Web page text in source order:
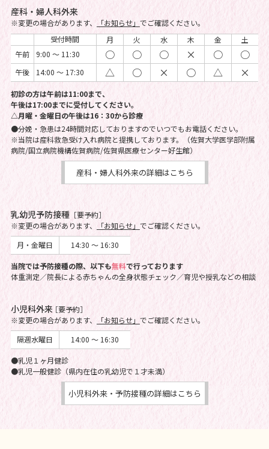
産科・婦人科外来
※変更の場合があります、 「お知らせ」 でご確認ください。
受付時間
月 火 水 木 金
土
午前
9:00 ～ 11:30 ○ ○ ○ × ○ ○
午後 14:00 ～ 17:30 △ ○ × ○ △ ×
初診の方は午前は11:00まで、
午後は17:00までに受付してください。
△月曜・金曜日の午後は16：30から診療
●分娩・急患は24時間対応しておりますのでいつでもお電話ください。
※当院は産科救急受け入れ病院と提携しております。（佐賀大学医学部附属
病院/国立病院機構佐賀病院/佐賀県医療センター好生館）
産科・婦人科外来の詳細はこちら
乳幼児予防接種［要予約］
※変更の場合があります、 「お知らせ」 でご確認ください。
月・金曜日
14:30 ～ 16:30
当院では予防接種の際、以下も無料で行っております
体重測定／院長による赤ちゃんの全身状態チェック／育児や授乳などの相談
小児科外来［要予約］
※変更の場合があります、
「お知らせ」 でご確認ください。
隔週水曜日
14:00 ～ 16:30
●乳児１ヶ月健診
●乳児一般健診（県内在住の乳幼児で１才未満）
小児科外来・予防接種の詳細はこちら